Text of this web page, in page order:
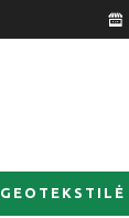
GEOTEKSTILĖ